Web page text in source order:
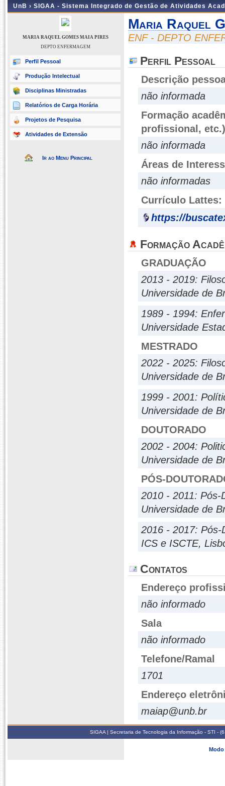
UnB › SIGAA - Sistema Integrado de Gestão de Atividades
MARIA RAQUEL GOMES MAIA PIRES
DEPTO ENFERMAGEM
Perfil Pessoal
Produção Intelectual
Disciplinas Ministradas
Relatórios de Carga Horária
Projetos de Pesquisa
Atividades de Extensão
Ir ao Menu Principal
Maria Raquel
ENF - DEPTO
Perfil Pessoal
Descrição
não informada
Formação
profissional, etc.)
não informada
Áreas de
não informadas
Currículo Lattes:
https://
Formação
GRADUAÇÃO
2013 - 2019:
Universidade de
1989 - 1994:
Universidade
MESTRADO
2022 - 2025:
Universidade de
1999 - 2001:
Universidade de
DOUTORADO
2002 - 2004:
Universidade de
PÓS-
2010 - 2011: Pós-
Universidade de
2016 - 2017: Pós-
ICS e ISCTE,
Contatos
Endereço
não informado
Sala
não informado
Telefone/Ramal
1701
Endereço
maiap@unb.br
SIGAA | Secretaria de Tecnologia da Informação - STI -
Modo